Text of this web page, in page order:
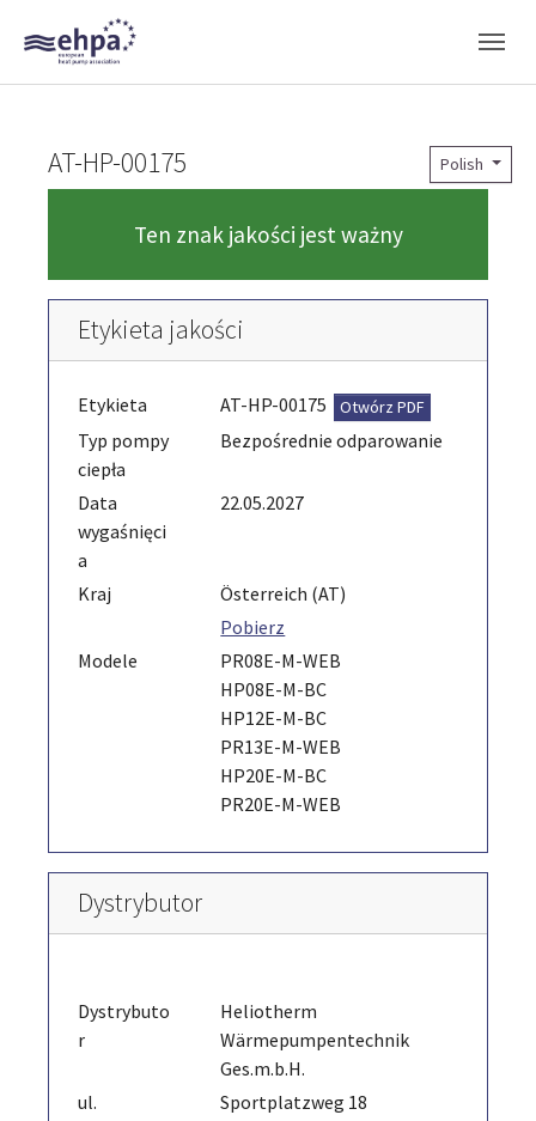
Skip to main navigation
Skip to main content
Skip to page footer
Polish
AT-HP-00175
Ten znak jakości jest ważny
Etykieta jakości
Etykieta AT-HP-00175 Otwórz PDF
Typ pompy
ciepła
Bezpośrednie odparowanie
Data
wygaśnięci
a
22.05.2027
Kraj
Österreich (AT)
Pobierz
Modele
PR08E-M-WEB
HP08E-M-BC
HP12E-M-BC
PR13E-M-WEB
HP20E-M-BC
PR20E-M-WEB
Dystrybutor
Dystrybuto
r
Heliotherm
Wärmepumpentechnik
Ges.m.b.H.
ul.
Sportplatzweg 18